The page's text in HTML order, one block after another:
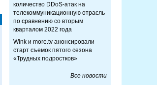
количество DDoS-атак на
телекоммуникационную отрасль
по сравнению со вторым
кварталом 2022 года
Wink и more.tv анонсировали
старт съемок пятого сезона
«Трудных подростков»
Все новости